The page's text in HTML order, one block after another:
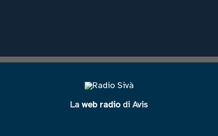
La web radiodi Avis